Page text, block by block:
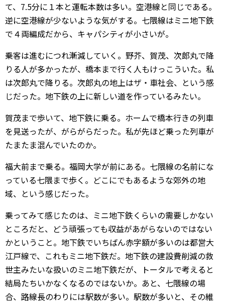
て、7.5分に１本と運転本数は多い。空港線と同じである。
逆に空港線が少ないような気がする。七隈線はミニ地下鉄
で４両編成だから、キャパシティが小さいが。
乗客は進むにつれ漸減していく。野芥、賀茂、次郎丸で降
りる人が多かったが、橋本まで行く人もけっこういた。私
は次郎丸で降りる。次郎丸の地上はザ・車社会、という感
じだった。地下鉄の上に新しい道を作っているみたい。
賀茂まで歩いて、地下鉄に乗る。ホームで橋本行きの列車
を見送ったが、がらがらだった。私が先ほど乗った列車が
たまたま混んでいたのか。
福大前まで乗る。福岡大学が前にある。七隈線の名前にな
っている七隈まで歩く。どこにでもあるような郊外の地
域、という感じだった。
乗ってみて感じたのは、ミニ地下鉄くらいの需要しかない
ところだと、どう頑張っても収益があがらないのではない
かということ。地下鉄でいちばん赤字額が多いのは都営大
江戸線で、これもミニ地下鉄だ。地下鉄の建設費削減の救
世主みたいな扱いのミニ地下鉄だが、トータルで考えると
結局たちいかなくなるのではないか。あと、七隈線の場
合、路線長のわりには駅数が多い。駅数が多いと、その維